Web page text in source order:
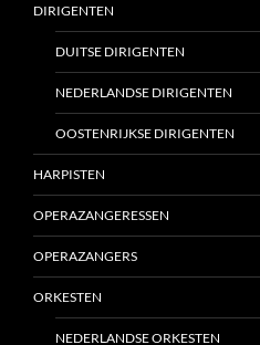
DIRIGENTEN
DUITSE DIRIGENTEN
NEDERLANDSE DIRIGENTEN
OOSTENRIJKSE DIRIGENTEN
HARPISTEN
OPERAZANGERESSEN
OPERAZANGERS
ORKESTEN
NEDERLANDSE ORKESTEN